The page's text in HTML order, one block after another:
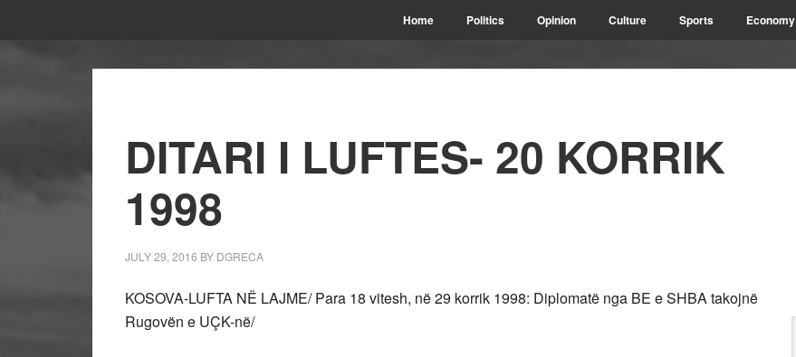
Home Politics Opinion Culture Sports Economy
DITARI I LUFTES- 20 KORRIK
1998
JULY 29, 2016 BY DGRECA
KOSOVA-LUFTA NË LAJME/ Para 18 vitesh, në 29 korrik 1998: Diplomatë nga BE e SHBA takojnë
Rugovën e UÇK-në/